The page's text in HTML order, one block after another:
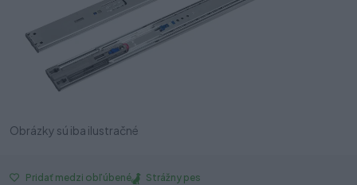
Obrázky sú iba ilustračné
Pridať medzi obľúbené Strážny pes